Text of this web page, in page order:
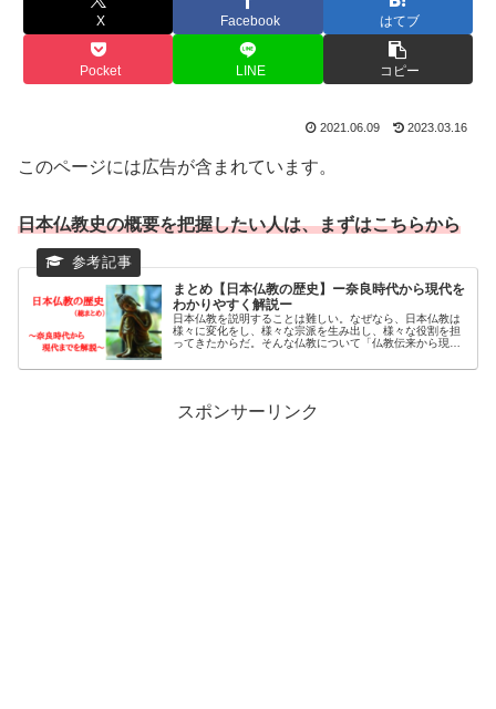
X Facebook はてブ
Pocket LINE コピー
2021.06.09 2023.03.16
このページには広告が含まれています。
日本仏教史の概要を把握したい人は、まずはこちらから
まとめ【日本仏教の歴史】ー奈良時代から現代を
わかりやすく解説ー
日本仏教を説明することは難しい。なぜなら、日本仏教は
様々に変化をし、様々な宗派を生み出し、様々な役割を担
ってきたからだ。そんな仏教について「仏教伝来から現代
スポンサーリンク